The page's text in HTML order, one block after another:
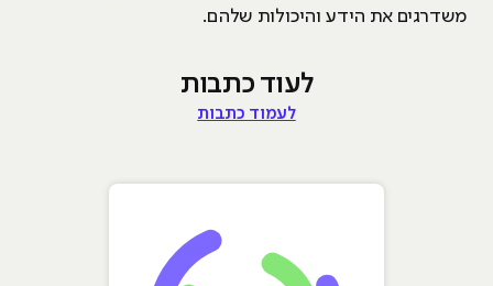
משדרגים את הידע והיכולות שלהם.
לעוד כתבות
לעמוד כתבות